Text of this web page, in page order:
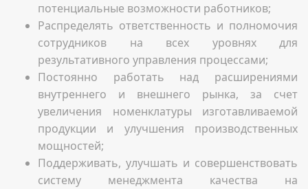
потенциальные возможности работников;
Распределять ответственность и полномочия
сотрудников на всех уровнях для
результативного управления процессами;
Постоянно работать над расширениями
внутреннего и внешнего рынка, за счет
увеличения номенклатуры изготавливаемой
продукции и улучшения производственных
мощностей;
Поддерживать, улучшать и совершенствовать
систему менеджмента качества на